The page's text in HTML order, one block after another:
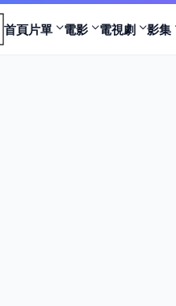
首頁片單 電影 電視劇 影集